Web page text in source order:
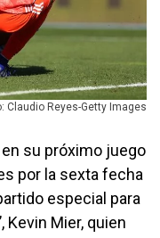
Claudio Reyes-Getty Images
su próximo juego
por la sexta fecha
especial para
Kevin Mier, quien